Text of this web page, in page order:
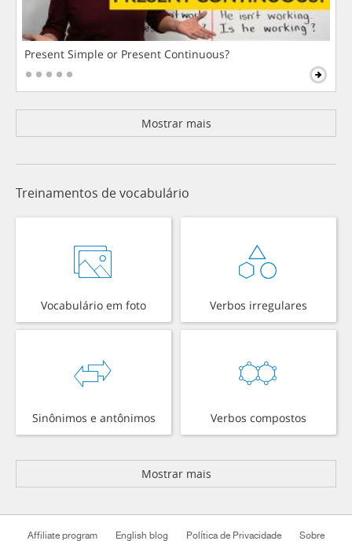
Present Simple or Present Continuous?
Mostrar mais
Treinamentos de vocabulário
Vocabulário em foto Verbos irregulares
Sinônimos e antônimos Verbos compostos
Mostrar mais
Affiliate program English blog Política de Privacidade Sobre